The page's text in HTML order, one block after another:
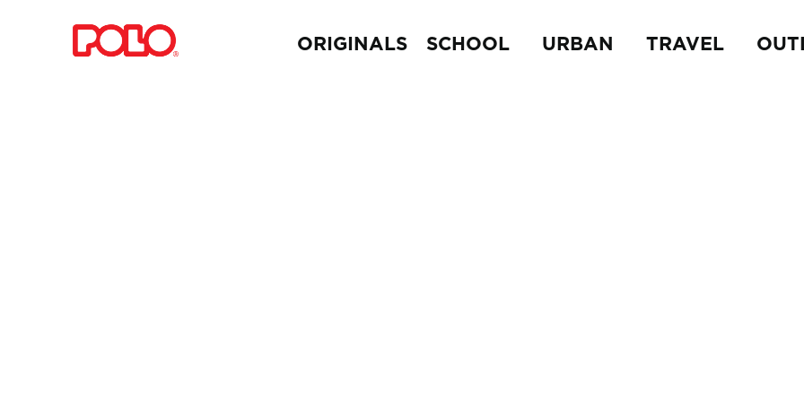
ORIGINALS SCHOOL URBAN TRAVEL